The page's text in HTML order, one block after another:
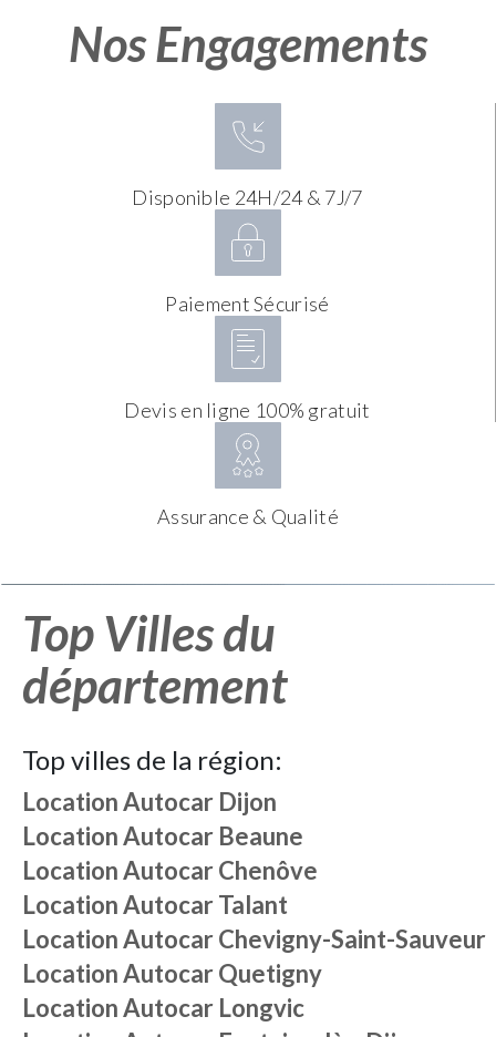
Nos Engagements
Disponible 24H/24 & 7J/7
Paiement Sécurisé
Devis en ligne 100% gratuit
Assurance & Qualité
Top Villes du
département
Top villes de la région:
Location Autocar Dijon
Location Autocar Beaune
Location Autocar Chenôve
Location Autocar Talant
Location Autocar Chevigny-Saint-Sauveur
Location Autocar Quetigny
Location Autocar Longvic